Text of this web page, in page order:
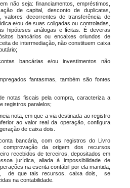
não seja: financiamentos, empréstimos,
de capital, desconto de duplicatas,
valores decorrentes de transferência de
e/ou de suas coligadas ou controladas,
hipóteses análogas e lícitas. É deveras
bancários ou encaixes oriundos de
de intermediação, não constituem caixa
bancárias e/ou investimentos não
fantasmas, também são fontes
notas fiscais pela compra, caracteriza a
registros paralelos;
nota, em que a via destinada ao registro
ao valor real da operação, configura
de caixa dois.
bancária, com os registros do Livro
da origem dos recursos
recebidos de terceiros, depositados em
jurídica, aliada à impossibilidade de
na escrita contábil por ela mantida,
de que tais recursos, caixa dois, se
na contabilidade.